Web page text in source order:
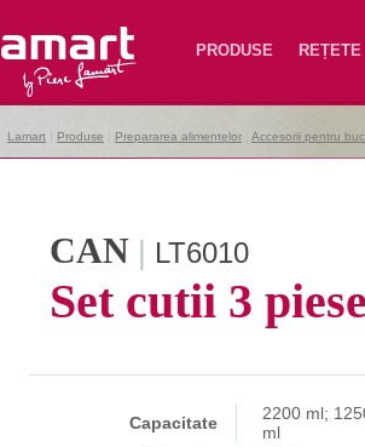
Lamart PRODUSE REȚETE
Lamart Produse Prepararea alimentelor Accesorii pentru
CAN | LT6010
Set cutii 3 piese
Capacitate
2200 ml;
ml